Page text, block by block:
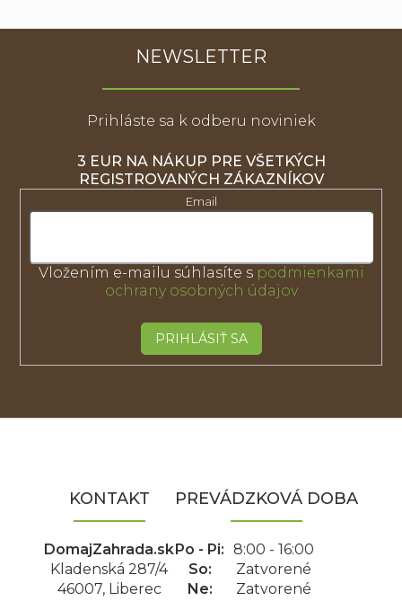
NEWSLETTER
Prihláste sa k odberu noviniek
3 EUR NA NÁKUP PRE VŠETKÝCH
REGISTROVANÝCH ZÁKAZNÍKOV
Email
Vložením e-mailu súhlasíte s podmienkami
ochrany osobných údajov
PRIHLÁSIŤ SA
KONTAKT
DomajZahrada.sk
Kladenská 287/4
46007, Liberec
PREVÁDZKOVÁ DOBA
Po - Pi: 8:00 - 16:00
So:
Zatvorené
Ne:
Zatvorené